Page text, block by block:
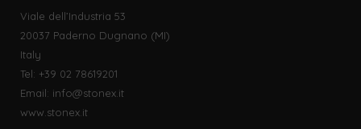
Viale dell’Industria 53
20037 Paderno Dugnano (MI)
Italy
Tel: +39 02 78619201
Email: info@stonex.it
www.stonex.it